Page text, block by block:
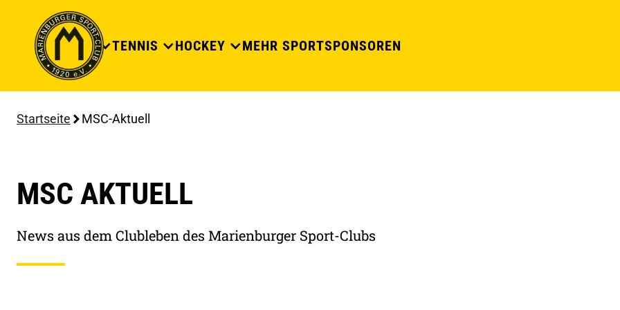
DER CLUB TENNIS HOCKEY MEHR SPORTSPONSOREN
Startseite MSC-Aktuell
MSC AKTUELL
News aus dem Clubleben des Marienburger Sport-Clubs